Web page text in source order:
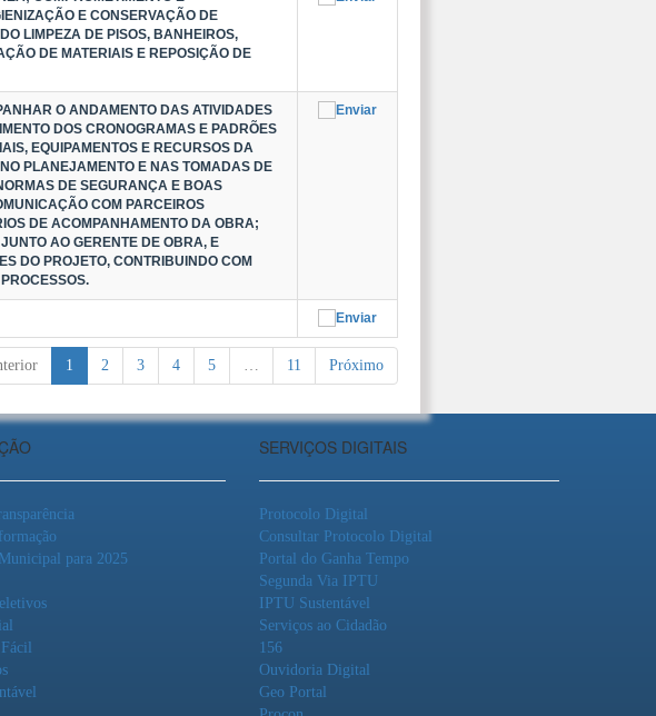
E CONSERVAÇÃO DE
LIMPEZA DE PISOS, BANHEIROS,
DE MATERIAIS E REPOSIÇÃO DE
O ANDAMENTO DAS ATIVIDADES
DOS CRONOGRAMAS E PADRÕES
EQUIPAMENTOS E RECURSOS DA
PLANEJAMENTO E NAS TOMADAS DE
DE SEGURANÇA E BOAS
COM PARCEIROS
DE ACOMPANHAMENTO DA OBRA;
AO GERENTE DE OBRA, E
DO PROJETO, CONTRIBUINDO COM
1 2 3 4 5 … 11 Próximo
para 2025
SERVIÇOS DIGITAIS
Protocolo Digital
Consultar Protocolo Digital
Portal do Ganha Tempo
Segunda Via IPTU
IPTU Sustentável
Serviços ao Cidadão
156
Ouvidoria Digital
Geo Portal